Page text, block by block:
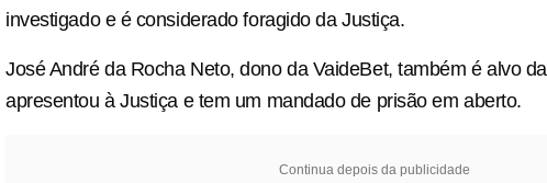
investigado e é considerado foragido da Justiça.
José André da Rocha Neto, dono da VaideBet, também é alvo
apresentou à Justiça e tem um mandado de prisão em aberto.
Continua depois da publicidade